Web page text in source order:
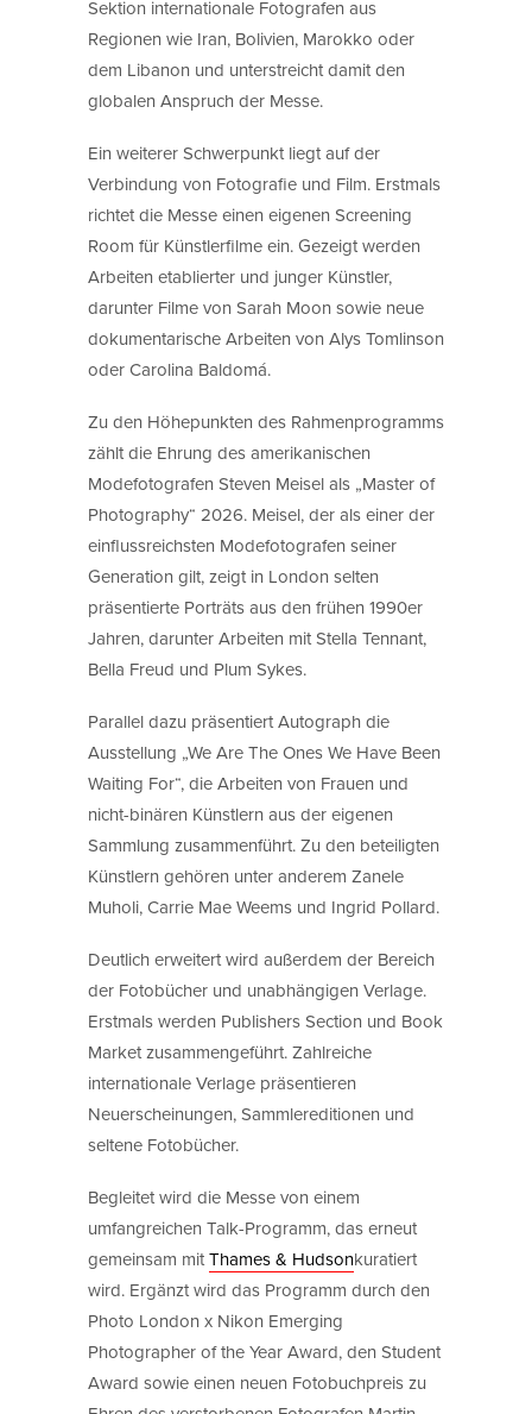
Sektion internationale Fotografen aus
Regionen wie Iran, Bolivien, Marokko oder
dem Libanon und unterstreicht damit den
globalen Anspruch der Messe.
Ein weiterer Schwerpunkt liegt auf der
Verbindung von Fotografie und Film. Erstmals
richtet die Messe einen eigenen Screening
Room für Künstlerfilme ein. Gezeigt werden
Arbeiten etablierter und junger Künstler,
darunter Filme von Sarah Moon sowie neue
dokumentarische Arbeiten von Alys Tomlinson
oder Carolina Baldomá.
Zu den Höhepunkten des Rahmenprogramms
zählt die Ehrung des amerikanischen
Modefotografen Steven Meisel als „Master of
Photography“ 2026. Meisel, der als einer der
einflussreichsten Modefotografen seiner
Generation gilt, zeigt in London selten
präsentierte Porträts aus den frühen 1990er
Jahren, darunter Arbeiten mit Stella Tennant,
Bella Freud und Plum Sykes.
Parallel dazu präsentiert Autograph die
Ausstellung „We Are The Ones We Have Been
Waiting For“, die Arbeiten von Frauen und
nicht-binären Künstlern aus der eigenen
Sammlung zusammenführt. Zu den beteiligten
Künstlern gehören unter anderem Zanele
Muholi, Carrie Mae Weems und Ingrid Pollard.
Deutlich erweitert wird außerdem der Bereich
der Fotobücher und unabhängigen Verlage.
Erstmals werden Publishers Section und Book
Market zusammengeführt. Zahlreiche
internationale Verlage präsentieren
Neuerscheinungen, Sammlereditionen und
seltene Fotobücher.
Begleitet wird die Messe von einem
umfangreichen Talk-Programm, das erneut
gemeinsam mitThames & Hudsonkuratiert
wird. Ergänzt wird das Programm durch den
Photo London x Nikon Emerging
Photographer of the Year Award, den Student
Award sowie einen neuen Fotobuchpreis zu